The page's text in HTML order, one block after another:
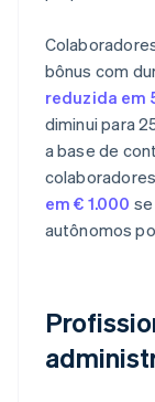
bônus com
reduzida em
diminui para
a base de
em € 1.000
autônomos